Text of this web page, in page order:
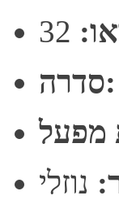
סדרה: